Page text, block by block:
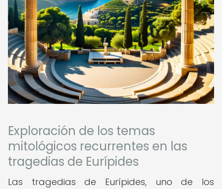
Exploración de los temas
mitológicos recurrentes en las
tragedias de Eurípides
Las tragedias de Eurípides, uno de los